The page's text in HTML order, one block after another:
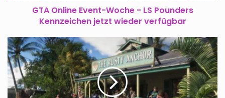
verfügbarGTA Online Event-Woche - LS Pounders
Kennzeichen jetzt wieder verfügbar
Umfrage
zu
kommenden
Releases
GTA